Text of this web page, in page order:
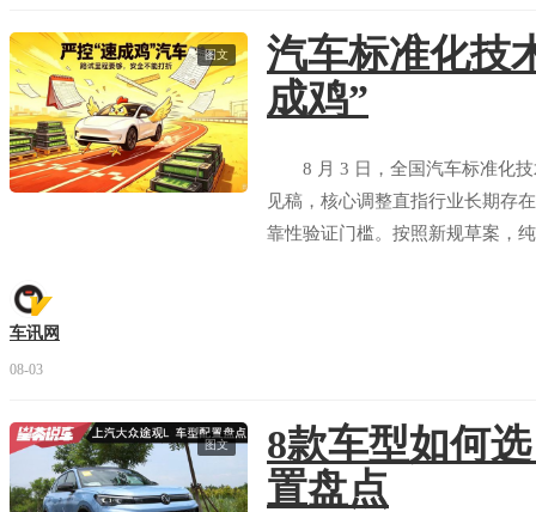
图文
汽车标准化技
成鸡”
8 月 3 日，全国汽车标准化技
见稿，核心调整直指行业长期存
靠性验证门槛。按照新规草案，
车讯网
08-03
图文
8款车型如何
置盘点